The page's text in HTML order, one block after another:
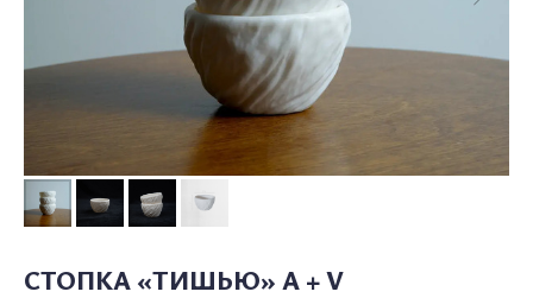
СТОПКА «ТИШЬЮ» A + V